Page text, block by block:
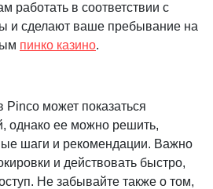
работать в соответствии с
и сделают ваше пребывание на
пинко казино.
Pinco может показаться
однако ее можно решить,
шаги и рекомендации. Важно
и действовать быстро,
Не забывайте также о том,